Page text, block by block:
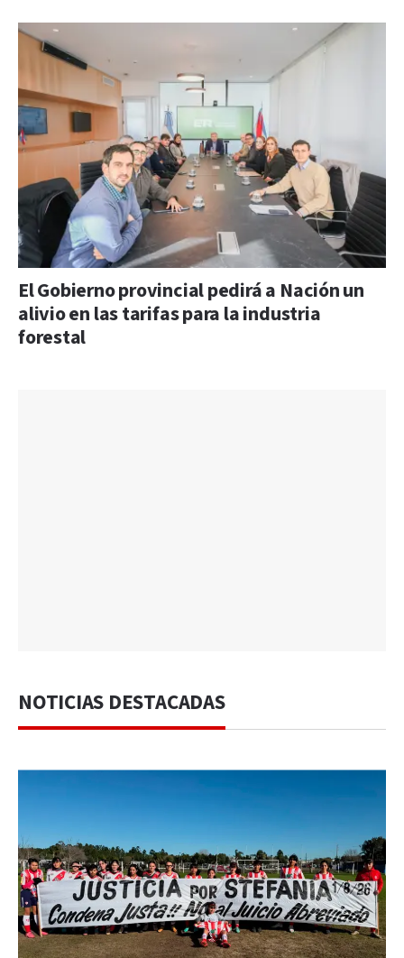
El Gobierno provincial pedirá a Nación un
alivio en las tarifas para la industria
forestal
NOTICIAS DESTACADAS